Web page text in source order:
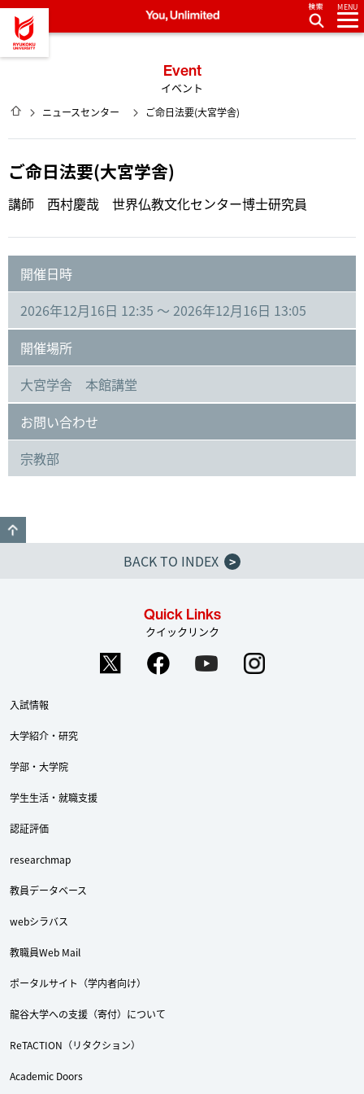
龍谷大学 You, Unlimited
MENU
Event
イベント
HOME
ニュースセンター ご命日法要(大宮学舎)
ご命日法要(大宮学舎)
講師 西村慶哉 世界仏教文化センター博士研究員
開催日時
2026年12月16日 12:35 ～ 2026年12月16日 13:05
開催場所
大宮学舎 本館講堂
お問い合わせ
宗教部
BACK TO INDEX
>
Quick Links
クイックリンク
入試情報
大学紹介・研究
学部・大学院
学生生活・就職支援
認証評価
researchmap
教員データベース
webシラバス
教職員Web Mail
ポータルサイト（学内者向け）
龍谷大学への支援（寄付）について
ReTACTION（リタクション）
Academic Doors